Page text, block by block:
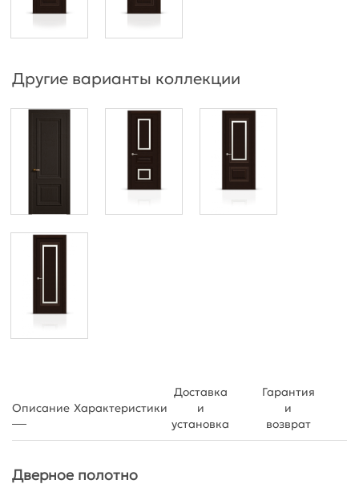
Другие варианты коллекции
Описание Характеристики
Доставка
и
установка
Гарантия
и
возврат
Дверное полотно